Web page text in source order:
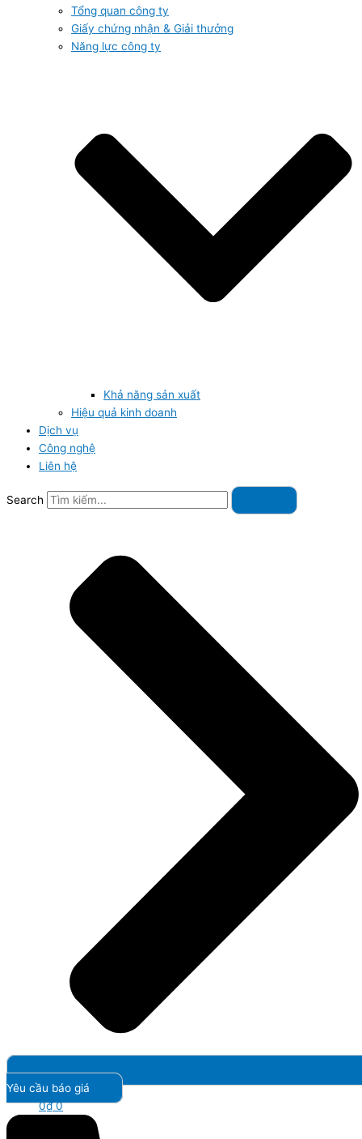
Tổng quan công ty
Giấy chứng nhận & Giải thưởng
Năng lực công ty
Khả năng sản xuất
Hiệu quả kinh doanh
Dịch vụ
Công nghệ
Liên hệ
Search
Yêu cầu báo giá
0₫ 0